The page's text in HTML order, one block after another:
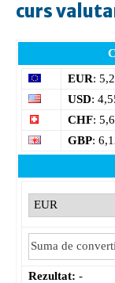
curs
EUR:
USD:
CHF:
GBP:
Rezultat: -